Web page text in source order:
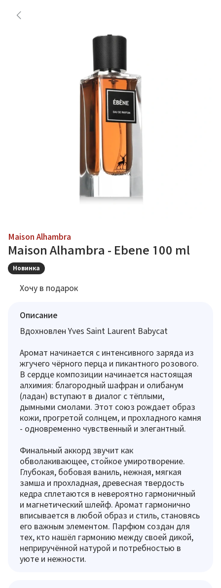
Maison Alhambra
Maison Alhambra - Ebene 100 ml
Новинка
Хочу в подарок
Описание
Вдохновлен Yves Saint Laurent Babycat
Аромат начинается с интенсивного заряда из
жгучего чёрного перца и пикантного розового.
В сердце композиции начинается настоящая
алхимия: благородный шафран и олибанум
(ладан) вступают в диалог с тёплыми,
дымными смолами. Этот союз рождает образ
кожи, прогретой солнцем, и прохладного камня
- одновременно чувственный и элегантный.
Финальный аккорд звучит как
обволакивающее, стойкое умиротворение.
Глубокая, бобовая ваниль, нежная, мягкая
замша и прохладная, древесная твердость
кедра сплетаются в невероятно гармоничный
и магнетический шлейф. Аромат гармонично
вписывается в любой образ и стиль, становясь
его важным элементом. Парфюм создан для
тех, кто нашёл гармонию между своей дикой,
неприручённой натурой и потребностью в
уюте и нежности.